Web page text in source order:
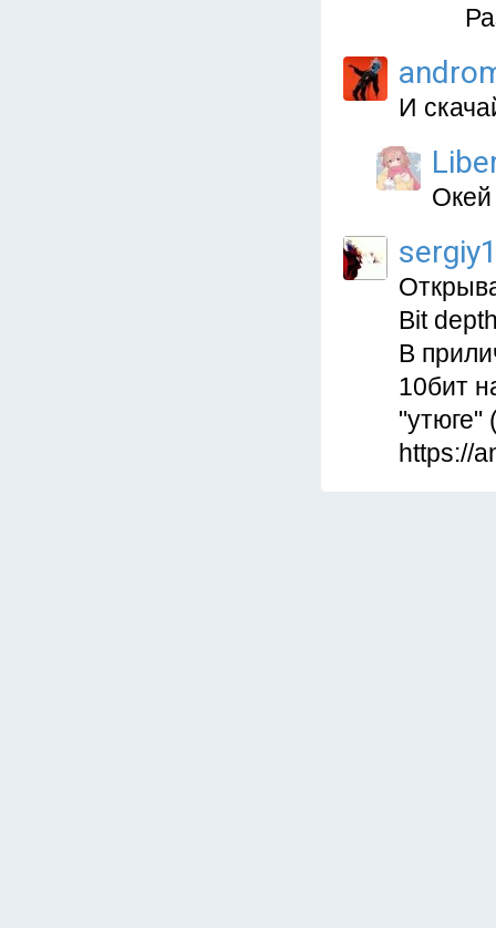
И
Bit
В
10бит
"утюге"
https://